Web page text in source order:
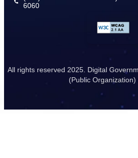
6060
All rights reserved 2025. Digital
(Public Organization)